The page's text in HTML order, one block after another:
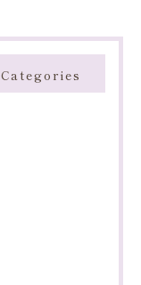
Categories